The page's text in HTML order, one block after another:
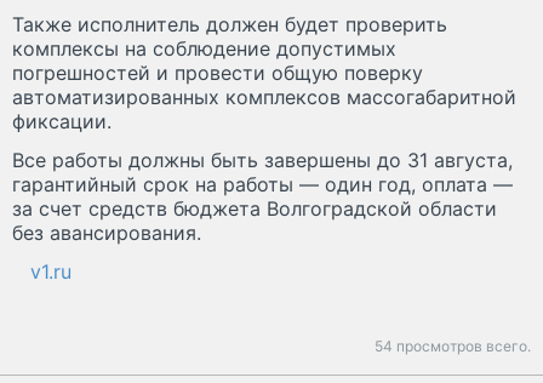
Также исполнитель должен будет проверить
комплексы на соблюдение допустимых
погрешностей и провести общую поверку
автоматизированных комплексов массогабаритной
фиксации.
Все работы должны быть завершены до 31 августа,
гарантийный срок на работы — один год, оплата —
за счет средств бюджета Волгоградской области
без авансирования.
v1.ru
54 просмотров всего.